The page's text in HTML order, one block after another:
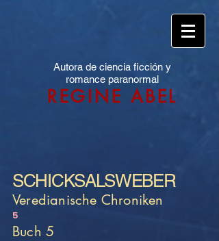
Autora de ciencia ficción y
romance paranormal
REGINE ABEL
SCHICKSALSWEBER
Veredianische Chroniken
5
Buch 5